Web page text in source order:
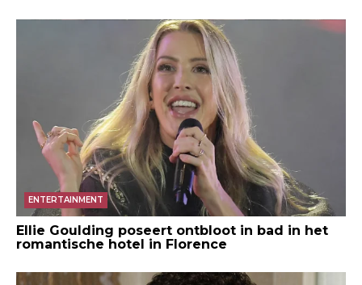
ENTERTAINMENT
Ellie Goulding poseert ontbloot in bad in het
romantische hotel in Florence